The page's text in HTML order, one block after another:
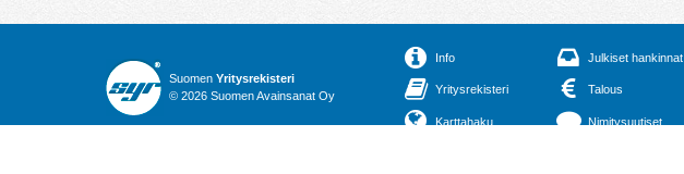
Suomen Yritysrekisteri
© 2026 Suomen Avainsanat Oy
Info
Yritysrekisteri
Karttahaku
Julkiset hankinnat
Talous
Nimitysuutiset